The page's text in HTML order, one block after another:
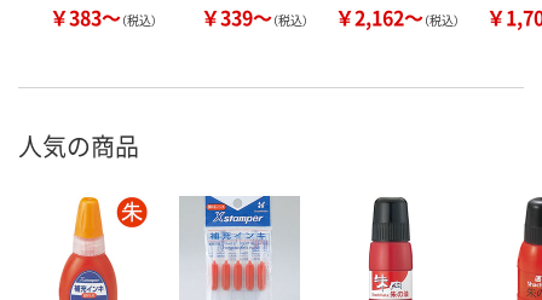
￥383～（税込） ￥339～（税込） ￥2,162～（税込） ￥
人気の商品